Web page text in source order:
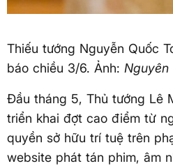
Thiếu tướng Nguyễn Quốc
báo chiều 3/6. Ảnh:Nguyên
Đầu tháng 5, Thủ tướng Lê
triển khai đợt cao điểm từ
quyền sở hữu trí tuệ trên
website phát tán phim, âm